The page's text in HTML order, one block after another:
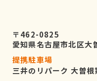
〒462-0825
愛知県名古屋市北区
提携駐車場
三井のリパーク 大曽